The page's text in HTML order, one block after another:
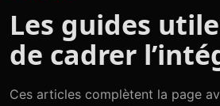
Les guides
de cadrer
Ces articles complètent la page